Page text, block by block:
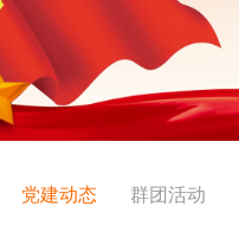
党建动态 群团活动